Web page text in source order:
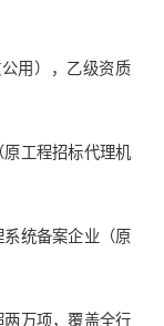
用），乙级资质
工程招标代理机
统备案企业（原
万项，覆盖全行